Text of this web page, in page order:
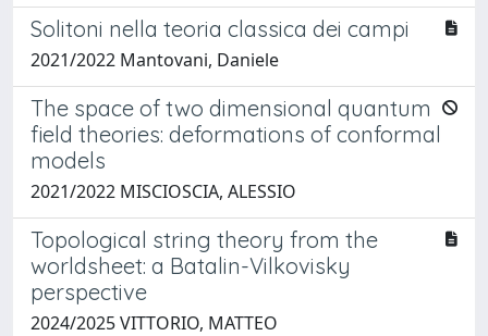
Solitoni nella teoria classica dei campi
2021/2022 Mantovani, Daniele
The space of two dimensional quantum
field theories: deformations of conformal
models
2021/2022 MISCIOSCIA, ALESSIO
Topological string theory from the
worldsheet: a Batalin-Vilkovisky
perspective
2024/2025 VITTORIO, MATTEO